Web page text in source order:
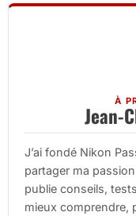
À
Jean-
J’ai fondé Nikon
partager ma
publie conseils,
mieux comprendre,